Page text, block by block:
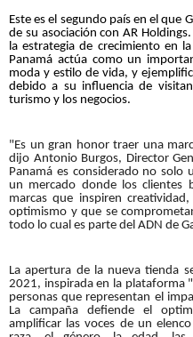
Este es el segundo país en el que
de su asociación con AR
la estrategia de crecimiento en
Panamá actúa como un
moda y estilo de vida, y
debido a su influencia de
turismo y los negocios.
"Es un gran honor traer una
dijo Antonio Burgos, Director
Panamá es considerado no
un mercado donde los clientes
marcas que inspiren
optimismo y que se
todo lo cual es parte del ADN de
La apertura de la nueva tienda
2021, inspirada en la plataforma
personas que representan el
La campaña defiende el
amplificar las voces de un